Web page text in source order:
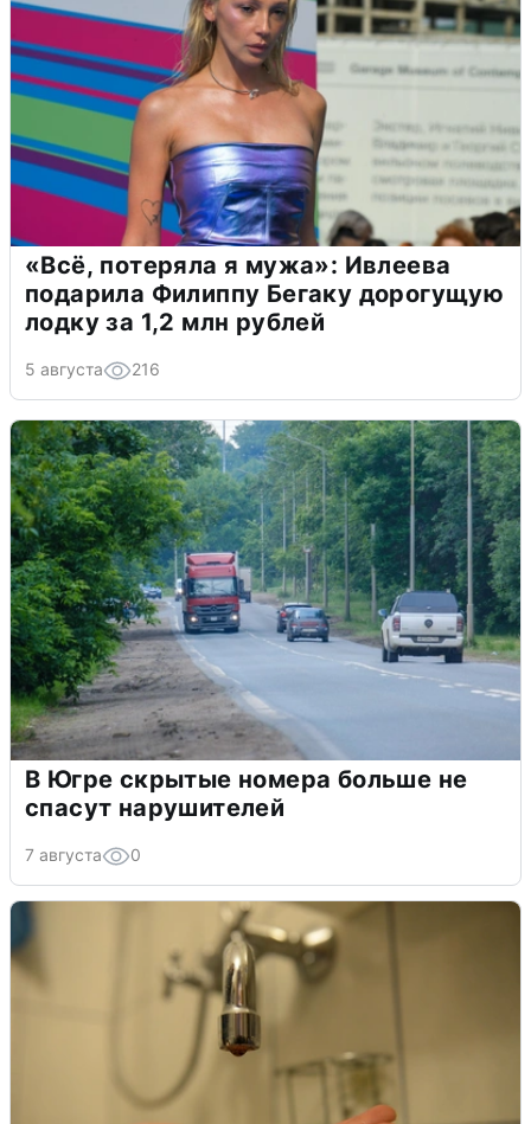
«Всё, потеряла я мужа»: Ивлеева
подарила Филиппу Бегаку дорогущую
лодку за 1,2 млн рублей
5 августа 216
В Югре скрытые номера больше не
спасут нарушителей
7 августа 0